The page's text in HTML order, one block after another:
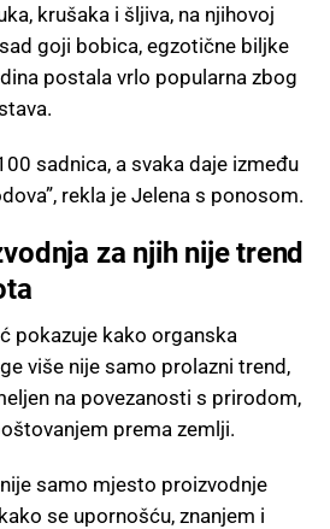
krušaka i šljiva, na njihovoj
goji bobica, egzotične biljke
postala vrlo popularna zbog
sadnica, a svaka daje između
rekla je Jelena s ponosom.
za njih nije trend
pokazuje kako organska
više nije samo prolazni trend,
na povezanosti s prirodom,
prema zemlji.
samo mjesto proizvodnje
se upornošću, znanjem i